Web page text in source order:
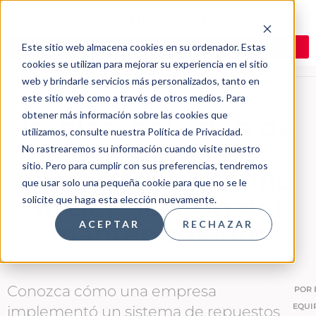
Este sitio web almacena cookies en su ordenador. Estas
cookies se utilizan para mejorar su experiencia en el sitio
web y brindarle servicios más personalizados, tanto en
este sitio web como a través de otros medios. Para
obtener más información sobre las cookies que
utilizamos, consulte nuestra Política de Privacidad.
No rastrearemos su información cuando visite nuestro
sitio. Pero para cumplir con sus preferencias, tendremos
que usar solo una pequeña cookie para que no se le
solicite que haga esta elección nuevamente.
ACEPTAR RECHAZAR
Implementación de
un sistema de
repuestos para una
mejor gestión del
mantenimiento
Conozca cómo una empresa
implementó un sistema de repuestos
POR